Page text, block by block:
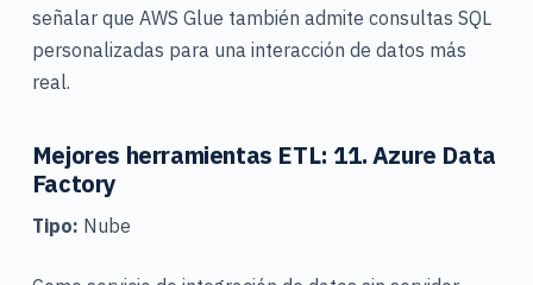
señalar que AWS Glue también admite consultas SQL
personalizadas para una interacción de datos más
real.
Mejores herramientas ETL: 11. Azure Data
Factory
Tipo: Nube